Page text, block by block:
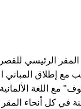
1723، المقر
مع إطلاق المباني
في كل أنحاء